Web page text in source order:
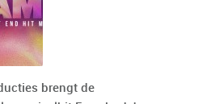
brengt de